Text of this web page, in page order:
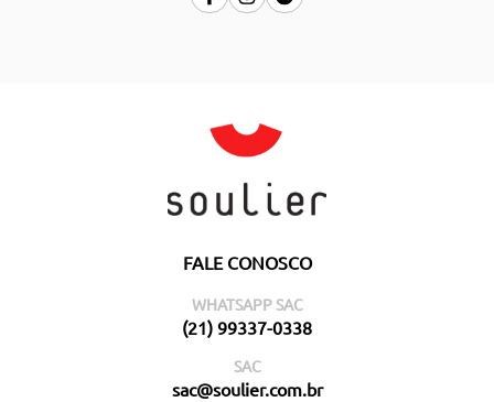
FALE CONOSCO
WHATSAPP SAC
(21) 99337-0338
SAC
sac@soulier.com.br